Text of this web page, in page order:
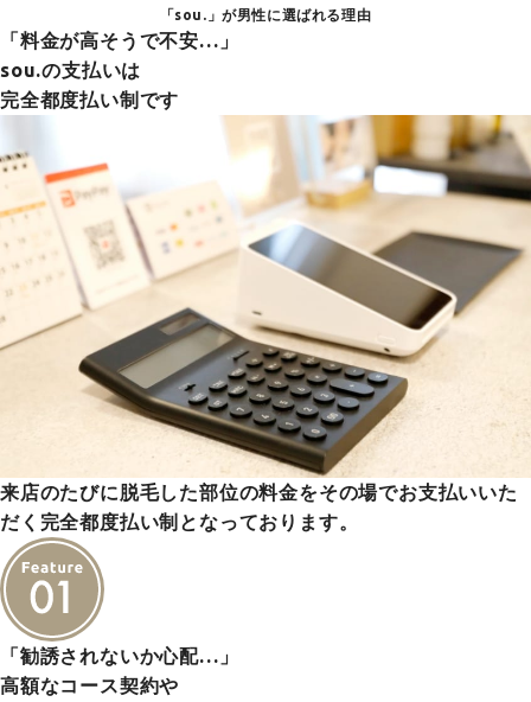
「sou.」が男性に選ばれる理由
「料金が高そうで不安…」
sou.の支払いは
完全都度払い制です
来店のたびに脱毛した部位の料金をその場でお支払いいた
だく完全都度払い制となっております。
「勧誘されないか心配…」
高額なコース契約や